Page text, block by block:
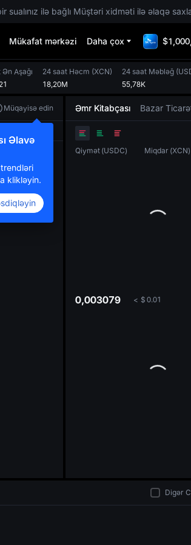
ilə bağlı Müştəri xidməti ilə əlaqə
Mükafat mərkəzi Daha çox
Ən Aşağı
24 saat Həcm (XCN)
18,20M
24 saat Məbləğ (
55,78K
Müqayisə edin
Əlavə
trendləri
klikləyin.
Əmr Kitabçası Bazar
Qiymət (USDC) Miqdar (XCN)
0,003079 < $ 0.01
Digər